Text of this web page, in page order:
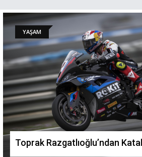
YAŞAM
Toprak Razgatlıoğlu’ndan